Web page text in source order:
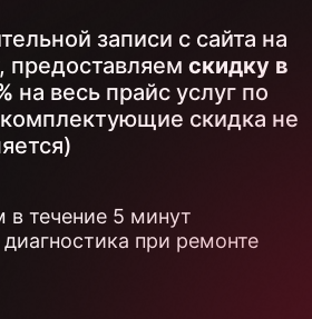
записи с сайта на
предоставляем скидку в
на весь прайс услуг по
скидка не
в течение 5 минут
диагностика при ремонте